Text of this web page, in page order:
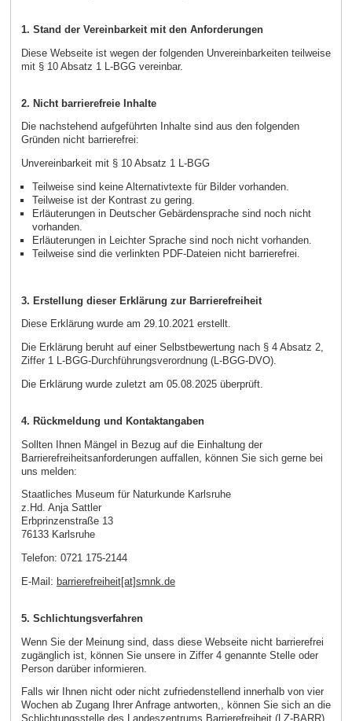
1. Stand der Vereinbarkeit mit den Anforderungen
Diese Webseite ist wegen der folgenden Unvereinbarkeiten teilweise
mit § 10 Absatz 1 L-BGG vereinbar.
2. Nicht barrierefreie Inhalte
Die nachstehend aufgeführten Inhalte sind aus den folgenden
Gründen nicht barrierefrei:
Unvereinbarkeit mit § 10 Absatz 1 L-BGG
Teilweise sind keine Alternativtexte für Bilder vorhanden.
Teilweise ist der Kontrast zu gering.
Erläuterungen in Deutscher Gebärdensprache sind noch nicht
vorhanden.
Erläuterungen in Leichter Sprache sind noch nicht vorhanden.
Teilweise sind die verlinkten PDF-Dateien nicht barrierefrei.
3. Erstellung dieser Erklärung zur Barrierefreiheit
Diese Erklärung wurde am 29.10.2021 erstellt.
Die Erklärung beruht auf einer Selbstbewertung nach § 4 Absatz 2,
Ziffer 1 L-BGG-Durchführungsverordnung (L-BGG-DVO).
Die Erklärung wurde zuletzt am 05.08.2025 überprüft.
4. Rückmeldung und Kontaktangaben
Sollten Ihnen Mängel in Bezug auf die Einhaltung der
Barrierefreiheitsanforderungen auffallen, können Sie sich gerne bei
uns melden:
Staatliches Museum für Naturkunde Karlsruhe
z.Hd. Anja Sattler
Erbprinzenstraße 13
76133 Karlsruhe
Telefon: 0721 175-2144
E-Mail: barrierefreiheit[at]smnk.de
5. Schlichtungsverfahren
Wenn Sie der Meinung sind, dass diese Webseite nicht barrierefrei
zugänglich ist, können Sie unsere in Ziffer 4 genannte Stelle oder
Person darüber informieren.
Falls wir Ihnen nicht oder nicht zufriedenstellend innerhalb von vier
Wochen ab Zugang Ihrer Anfrage antworten,, können Sie sich an die
Schlichtungsstelle des Landeszentrums Barrierefreiheit (LZ-BARR)